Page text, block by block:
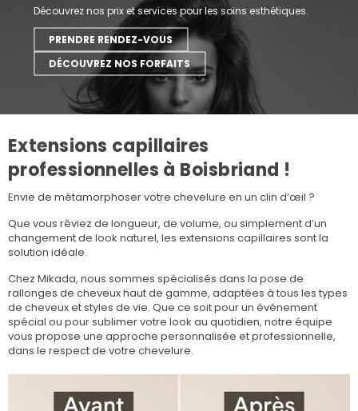
Découvrez nos prix et services pour les soins esthétiques.
PRENDRE RENDEZ-VOUS
DÉCOUVREZ NOS FORFAITS
Extensions capillaires
professionnelles à Boisbriand !
Envie de métamorphoser votre chevelure en un clin d’œil ?
Que vous rêviez de longueur, de volume, ou simplement d’un
changement de look naturel, les extensions capillaires sont la
solution idéale.
Chez Mikada, nous sommes spécialisés dans la pose de
rallonges de cheveux haut de gamme, adaptées à tous les types
de cheveux et styles de vie. Que ce soit pour un événement
spécial ou pour sublimer votre look au quotidien, notre équipe
vous propose une approche personnalisée et professionnelle,
dans le respect de votre chevelure.